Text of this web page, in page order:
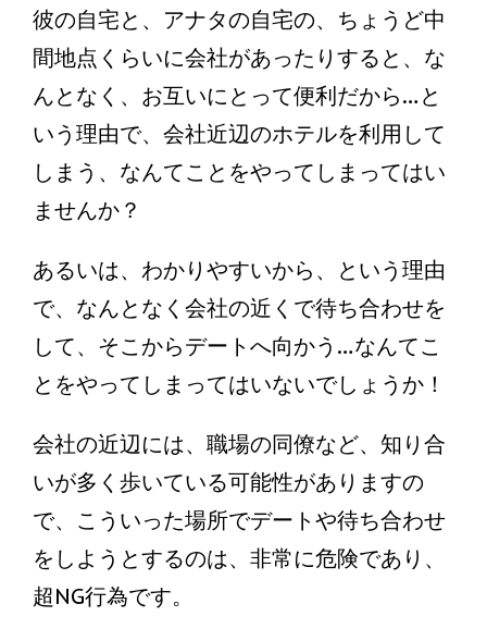
彼の自宅と、アナタの自宅の、ちょうど中
間地点くらいに会社があったりすると、な
んとなく、お互いにとって便利だから…と
いう理由で、会社近辺のホテルを利用して
しまう、なんてことをやってしまってはい
ませんか？
あるいは、わかりやすいから、という理由
で、なんとなく会社の近くで待ち合わせを
して、そこからデートへ向かう…なんてこ
とをやってしまってはいないでしょうか！
会社の近辺には、職場の同僚など、知り合
いが多く歩いている可能性がありますの
で、こういった場所でデートや待ち合わせ
をしようとするのは、非常に危険であり、
超NG行為です。